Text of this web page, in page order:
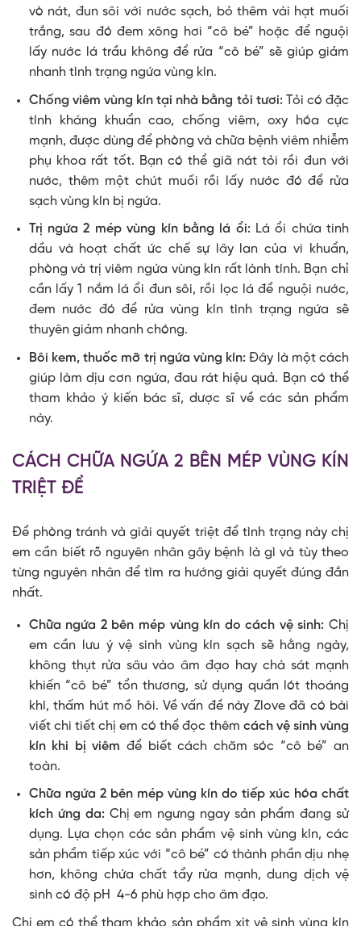
vò nát, đun sôi với nước sạch, bỏ thêm vài hạt muối
trắng, sau đó đem xông hơi “cô bé” hoặc để nguội
lấy nước lá trầu không để rửa “cô bé” sẽ giúp giảm
nhanh tình trạng ngứa vùng kín.
Chống viêm vùng kín tại nhà bằng tỏi tươi:Tỏi có đặc
tính kháng khuẩn cao, chống viêm, oxy hóa cực
mạnh, được dùng để phòng và chữa bệnh viêm nhiễm
phụ khoa rất tốt. Bạn có thể giã nát tỏi rồi đun với
nước, thêm một chút muối rồi lấy nước đó để rửa
sạch vùng kín bị ngứa.
Trị ngứa 2 mép vùng kín bằng lá ổi: Lá ổi chứa tinh
dầu và hoạt chất ức chế sự lây lan của vi khuẩn,
phòng và trị viêm ngứa vùng kín rất lành tính. Bạn chỉ
cần lấy 1 nắm lá ổi đun sôi, rồi lọc lá để nguội nước,
đem nước đó để rửa vùng kín tình trạng ngứa sẽ
thuyên giảm nhanh chóng.
Bôi kem, thuốc mỡ trị ngứa vùng kín:Đây là một cách
giúp làm dịu cơn ngứa, đau rát hiệu quả. Bạn có thể
tham khảo ý kiến bác sĩ, dược sĩ về các sản phẩm
này.
CÁCH CHỮA NGỨA 2 BÊN MÉP VÙNG KÍN
TRIỆT ĐỂ
Để phòng tránh và giải quyết triệt để tình trạng này chị
em cần biết rõ nguyên nhân gây bệnh là gì và tùy theo
từng nguyên nhân để tìm ra hướng giải quyết đúng đắn
nhất.
Chữa ngứa 2 bên mép vùng kín do cách vệ sinh: Chị
em cần lưu ý vệ sinh vùng kín sạch sẽ hằng ngày,
không thụt rửa sâu vào âm đạo hay chà sát mạnh
khiến “cô bé” tổn thương, sử dụng quần lót thoáng
khí, thấm hút mồ hôi. Về vấn đề này Zlove đã có bài
viết chi tiết chị em có thể đọc thêm cách vệ sinh vùng
kín khi bị viêm để biết cách chăm sóc “cô bé” an
toàn.
Chữa ngứa 2 bên mép vùng kín do tiếp xúc hóa chất
kích ứng da: Chị em ngưng ngay sản phẩm đang sử
dụng. Lựa chọn các sản phẩm vệ sinh vùng kín, các
sản phẩm tiếp xúc với “cô bé” có thành phần dịu nhẹ
hơn, không chứa chất tẩy rửa mạnh, dung dịch vệ
sinh có độ pH 4-6 phù hợp cho âm đạo.
Chị em có thể tham khảo sản phẩm xịt vệ sinh vùng kín